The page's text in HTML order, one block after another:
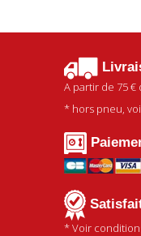
A partir de 75 €
* hors pneu,
* Voir